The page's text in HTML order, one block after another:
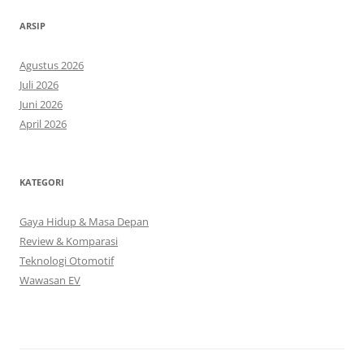
ARSIP
Agustus 2026
Juli 2026
Juni 2026
April 2026
KATEGORI
Gaya Hidup & Masa Depan
Review & Komparasi
Teknologi Otomotif
Wawasan EV